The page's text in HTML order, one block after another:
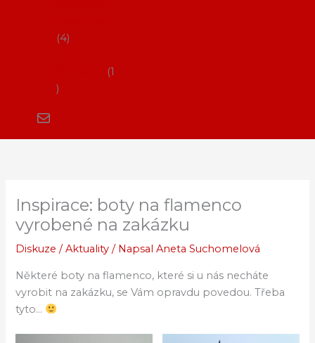
4
1
Inspirace: boty na flamenco
vyrobené na zakázku
Diskuze /Aktuality / NapsalAneta Suchomelová
Některé boty na flamenco, které si u nás necháte
vyrobit na zakázku, se Vám opravdu povedou. Třeba
tyto…